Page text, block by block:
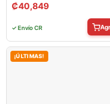
₡40,849
✓ Envío CR
¡ÚLTIMAS!